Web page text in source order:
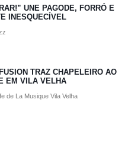
UNE PAGODE, FORRÓ E
INESQUECÍVEL
TRAZ CHAPELEIRO AO
EM VILA VELHA
de La Musique Vila Velha